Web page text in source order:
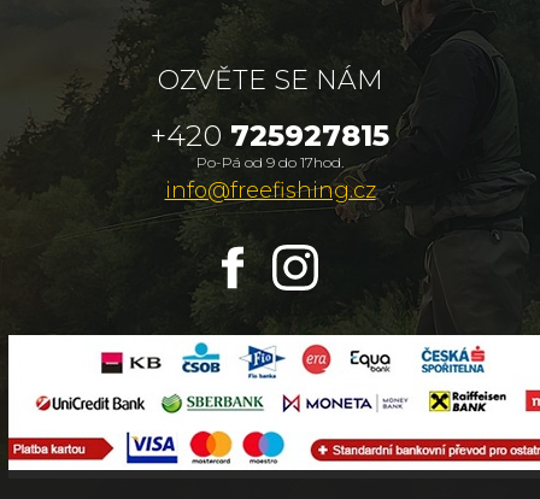
OZVĚTE SE NÁM
+420 725927815
Po-Pá od 9 do 17hod.
info@freefishing.cz